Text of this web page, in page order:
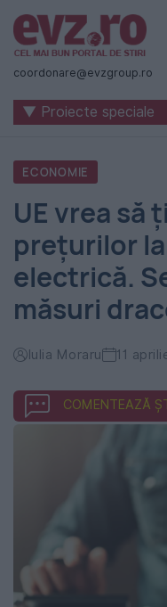
Știri
naționale
internaționale
România
-
Evenimentul
Zilei
coordonare@evzgroup.ro
▼ Proiecte speciale
ECONOMIE
UE vrea să
prețurilor
electrică.
măsuri
Iulia Moraru 11
COMENTEAZĂ